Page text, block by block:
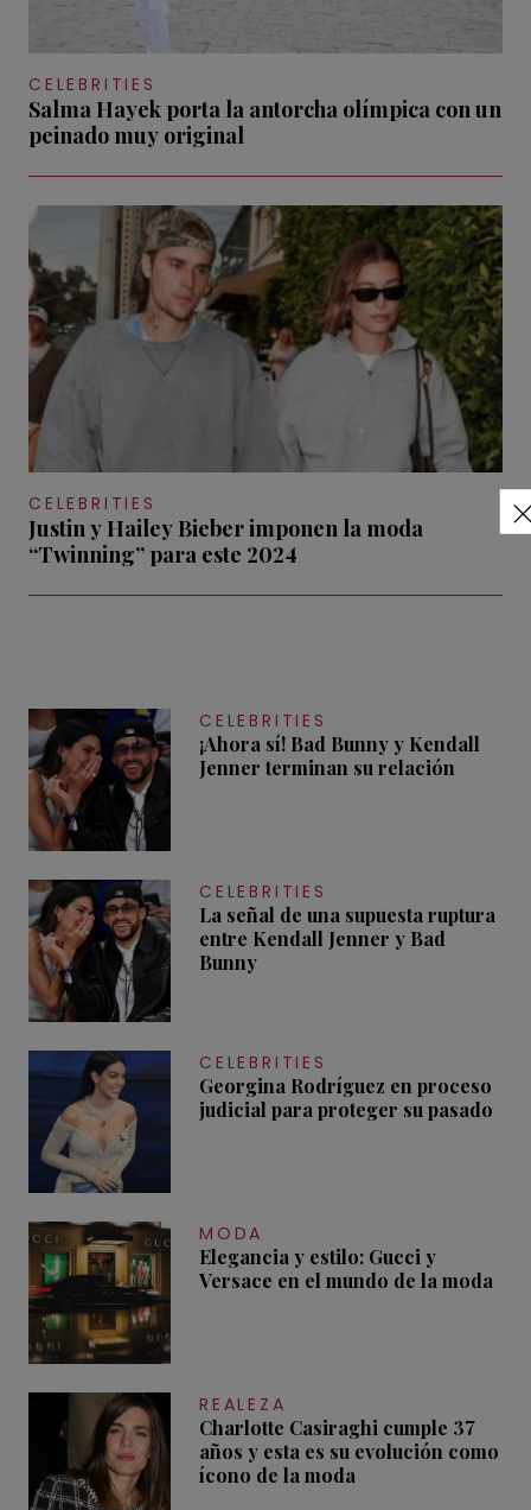
CELEBRITIES
Salma Hayek porta la antorcha olímpica con un
peinado muy original
CELEBRITIES
Justin y Hailey Bieber imponen la moda
“Twinning” para este 2024
CELEBRITIES
¡Ahora sí! Bad Bunny y Kendall
Jenner terminan su relación
CELEBRITIES
La señal de una supuesta ruptura
entre Kendall Jenner y Bad
Bunny
CELEBRITIES
Georgina Rodríguez en proceso
judicial para proteger su pasado
MODA
Elegancia y estilo: Gucci y
Versace en el mundo de la moda
REALEZA
Charlotte Casiraghi cumple 37
años y esta es su evolución como
ícono de la moda